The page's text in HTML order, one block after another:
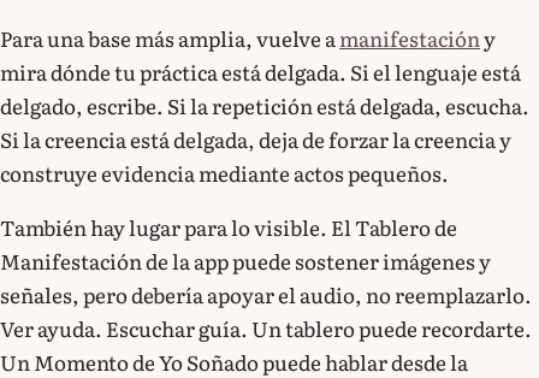
Para una base más amplia, vuelve a manifestacióny
mira dónde tu práctica está delgada. Si el lenguaje está
delgado, escribe. Si la repetición está delgada, escucha.
Si la creencia está delgada, deja de forzar la creencia y
construye evidencia mediante actos pequeños.
También hay lugar para lo visible. El Tablero de
Manifestación de la app puede sostener imágenes y
señales, pero debería apoyar el audio, no reemplazarlo.
Ver ayuda. Escuchar guía. Un tablero puede recordarte.
Un Momento de Yo Soñado puede hablar desde la